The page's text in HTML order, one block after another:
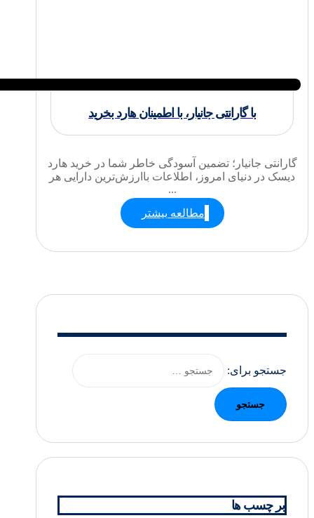
با گارانتی جانیار، با اطمینان هارد بخرید
گارانتی جانیار؛ تضمین آسودگی خاطر شما در خرید هارد
دیسک در دنیای امروز، اطلاعات باارزش‌ترین دارایی هر
...
مطالعه بیشتر
جستجو برای:
بر چسب ها